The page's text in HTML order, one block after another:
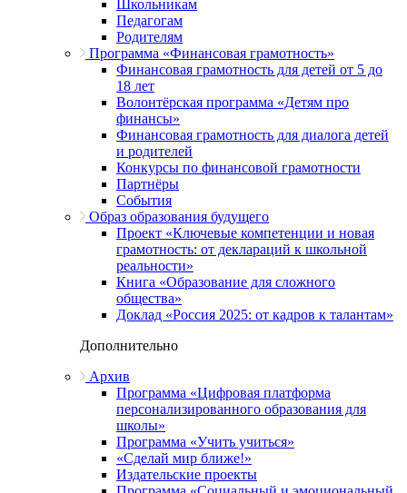
Школьникам
Педагогам
Родителям
Программа «Финансовая грамотность»
Финансовая грамотность для детей от 5 до
18 лет
Волонтёрская программа «Детям про
финансы»
Финансовая грамотность для диалога детей
и родителей
Конкурсы по финансовой грамотности
Партнёры
События
Образ образования будущего
Проект «Ключевые компетенции и новая
грамотность: от деклараций к школьной
реальности»
Книга «Образование для сложного
общества»
Доклад «Россия 2025: от кадров к талантам»
Дополнительно
Архив
Программа «Цифровая платформа
персонализированного образования для
школы»
Программа «Учить учиться»
«Сделай мир ближе!»
Издательские проекты